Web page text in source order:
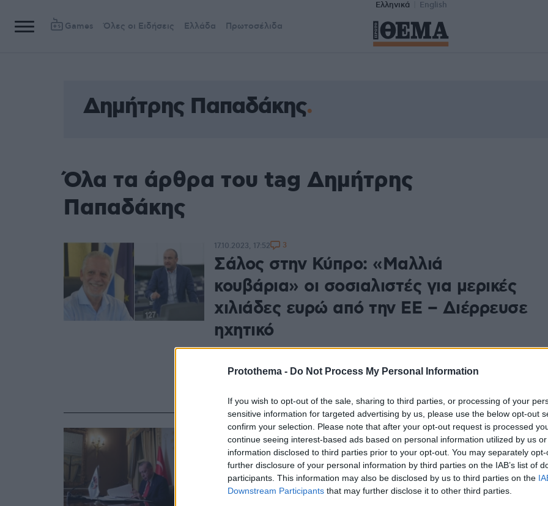
Protothema - Do Not Process My Personal Information
If you wish to opt-out of the sale, sharing to third parties, or processing of your
sensitive information for targeted advertising by us, please use the below opt-out
confirm your selection. Please note that after your opt-out request is processed
continue seeing interest-based ads based on personal information utilized by us
information disclosed to third parties prior to your opt-out. You may separately
further disclosure of your personal information by third parties on the IAB’s list of
participants. This information may also be disclosed by us to third parties on the
Downstream Participants that may further disclose it to other third parties.
Ελληνικά English
Games Όλες οι Ειδήσεις Ελλάδα Πρωτοσέλιδα
Δημήτρης Παπαδάκης
Όλα τα άρθρα του tag Δημήτρης
Παπαδάκης
Σάλος στην Κύπρο: «Μαλλιά
κουβάρια» οι σοσιαλιστές για μερικές
χιλιάδες ευρώ από την ΕΕ – Διέρρευσε
ηχητικό
Σύμφωνα με τη διαρροή, ο πρόεδρος της ΕΔΕΚ Μαρίνος
Σιζόπουλος καβγάδιζε με τον τότε ευρωβουλευτή Δημήτρη
Παπαδάκη, ζητώντας χρήματα για την πρόσληψη δύο ατόμων που
17.10.2023, 17:52 3
Deutche Welle: Ο Ρετζέπ Ταγίπ
Ερντογάν και οι ισπανικές του…
μπίζνες
14.12.2020, 14:46 21